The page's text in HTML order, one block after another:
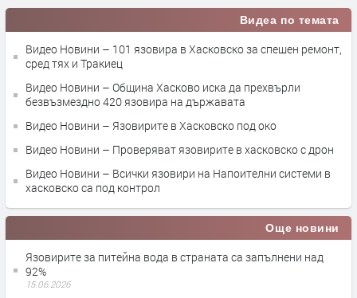
Видеа по темата
Видео Новини – 101 язовира в Хасковско за спешен ремонт,
сред тях и Тракиец
Видео Новини – Община Хасково иска да прехвърли
безвъзмездно 420 язовира на държавата
Видео Новини – Язовирите в Хасковско под око
Видео Новини – Проверяват язовирите в хасковско с дрон
Видео Новини – Всички язовири на Напоителни системи в
хасковско са под контрол
Още новини
Язовирите за питейна вода в страната са запълнени над
92%
15.06.2026